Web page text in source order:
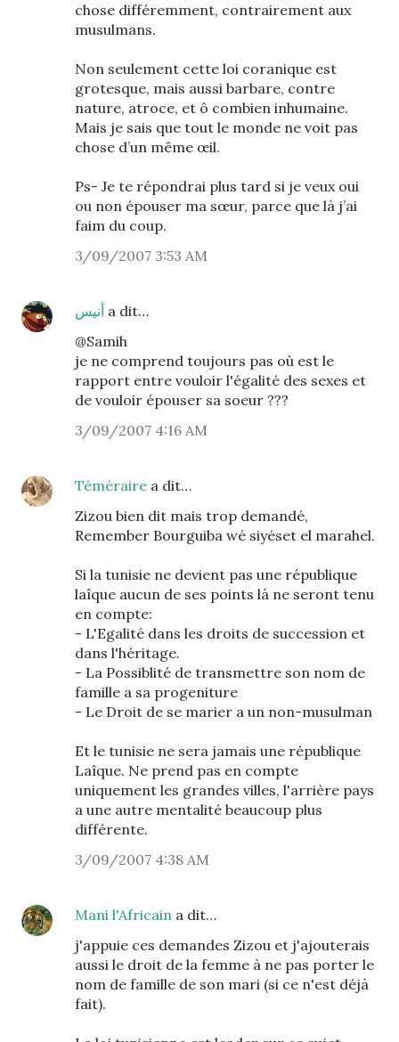
chose différemment, contrairement aux
musulmans.
Non seulement cette loi coranique est
grotesque, mais aussi barbare, contre
nature, atroce, et ô combien inhumaine.
Mais je sais que tout le monde ne voit pas
chose d’un même œil.
Ps- Je te répondrai plus tard si je veux oui
ou non épouser ma sœur, parce que là j’ai
faim du coup.
3/09/2007 3:53 AM
أنيس a dit…
@Samih
je ne comprend toujours pas où est le
rapport entre vouloir l'égalité des sexes et
de vouloir épouser sa soeur ???
3/09/2007 4:16 AM
Téméraire a dit…
Zizou bien dit mais trop demandé,
Remember Bourguiba wé siyéset el marahel.
Si la tunisie ne devient pas une république
laîque aucun de ses points là ne seront tenu
en compte:
- L'Egalité dans les droits de succession et
dans l'héritage.
- La Possiblité de transmettre son nom de
famille a sa progeniture
- Le Droit de se marier a un non-musulman
Et le tunisie ne sera jamais une république
Laîque. Ne prend pas en compte
uniquement les grandes villes, l'arrière pays
a une autre mentalité beaucoup plus
différente.
3/09/2007 4:38 AM
Mani l'Africain a dit…
j'appuie ces demandes Zizou et j'ajouterais
aussi le droit de la femme à ne pas porter le
nom de famille de son mari (si ce n'est déjà
fait).